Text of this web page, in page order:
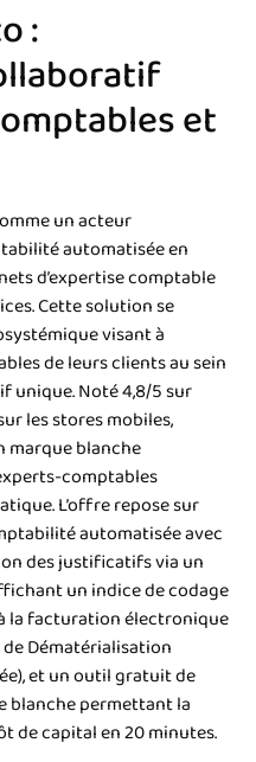
:
et
un acteur
automatisée en
d’expertise comptable
Cette solution se
visant à
de leurs clients au sein
unique. Noté 4,8/5 sur
les stores mobiles,
marque blanche
comptables
L’offre repose sur
automatisée avec
des justificatifs via un
un indice de codage
la facturation électronique
Dématérialisation
et un outil gratuit de
blanche permettant la
de capital en 20 minutes.